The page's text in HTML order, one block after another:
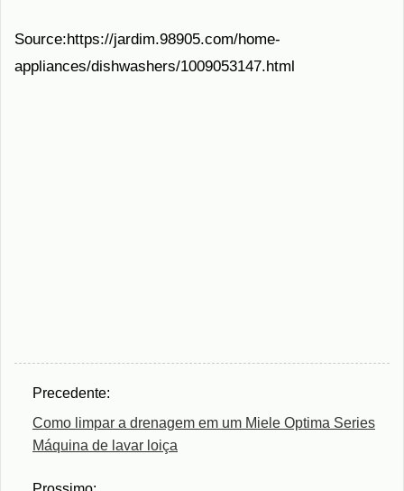
Source:https://jardim.98905.com/home-
appliances/dishwashers/1009053147.html
Precedente:
Como limpar a drenagem em um Miele Optima Series
Máquina de lavar loiça